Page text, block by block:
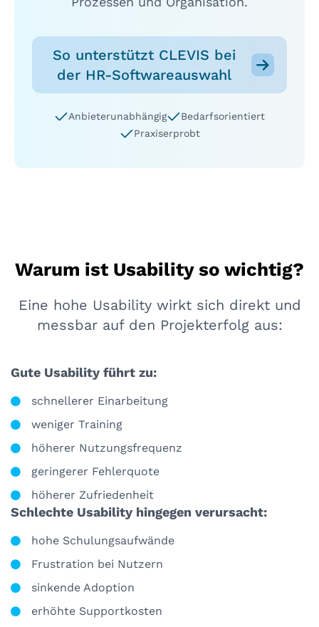
So unterstützt CLEVIS bei
der HR-Softwareauswahl
Anbieterunabhängig
Bedarfsorientiert
Praxiserprobt
Warum ist Usability so wichtig?
Eine hohe Usability wirkt sich direkt und
messbar auf den Projekterfolg aus:
Gute Usability führt zu:
schnellerer Einarbeitung
weniger Training
höherer Nutzungsfrequenz
geringerer Fehlerquote
höherer Zufriedenheit
Schlechte Usability hingegen verursacht:
hohe Schulungsaufwände
Frustration bei Nutzern
sinkende Adoption
erhöhte Supportkosten